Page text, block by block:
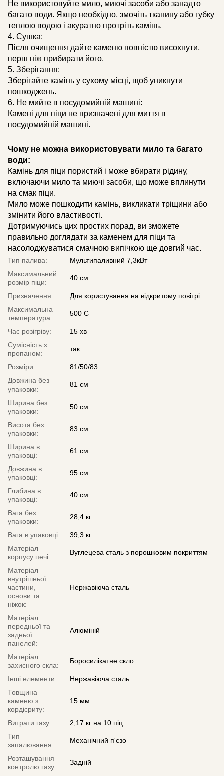
Не використовуйте мило, миючі засоби або занадто
багато води. Якщо необхідно, змочіть тканину або губку
теплою водою і акуратно протріть камінь.
4. Сушка:
Після очищення дайте каменю повністю висохнути,
перш ніж прибирати його.
5. Зберігання:
Зберігайте камінь у сухому місці, щоб уникнути
пошкоджень.
6. Не мийте в посудомийній машині:
Камені для піци не призначені для миття в
посудомийній машині.
Чому не можна використовувати мило та багато
води:
Камінь для піци пористий і може вбирати рідину,
включаючи мило та миючі засоби, що може вплинути
на смак піци.
Мило може пошкодити камінь, викликати тріщини або
змінити його властивості.
Дотримуючись цих простих порад, ви зможете
правильно доглядати за каменем для піци та
насолоджуватися смачною випічкою ще довгий час.
Тип палива:
Мультипаливний 7,3кВт
Максимальний
розмір піци:
40 см
Призначення:
Для користування на відкритому повітрі
Максимальна
температура:
500 С
Час розігріву:
15 хв
Сумісність з
пропаном:
так
Розміри:
81/50/83
Довжина без
упаковки:
81 см
Ширина без
упаковки:
50 см
Висота без
упаковки:
83 см
Ширина в
упаковці:
61 см
Довжина в
упаковці:
95 см
Глибина в
упаковці:
40 см
Вага без
упаковки:
28,4 кг
Вага в упаковці:
39,3 кг
Матеріал
корпусу печі:
Вуглецева сталь з порошковим покриттям
Матеріал
внутрішньої
частини,
основи та
ніжок:
Нержавіюча сталь
Матеріал
передньої та
задньої
панелей:
Алюміній
Матеріал
захисного скла:
Боросилікатне скло
Інші елементи:
Нержавіюча сталь
Товщина
каменю з
кордієриту:
15 мм
Витрати газу:
2,17 кг на 10 піц
Тип
запалювання:
Механічний п'єзо
Розташування
контролю газу:
Задній